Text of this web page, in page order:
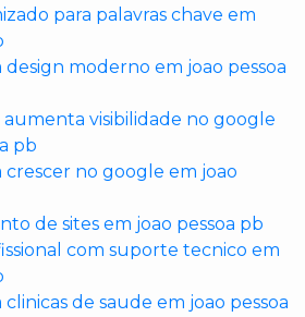
para palavras chave em
design moderno em joao pessoa
aumenta visibilidade no google
pb
crescer no google em joao
de sites em joao pessoa pb
com suporte tecnico em
clinicas de saude em joao pessoa